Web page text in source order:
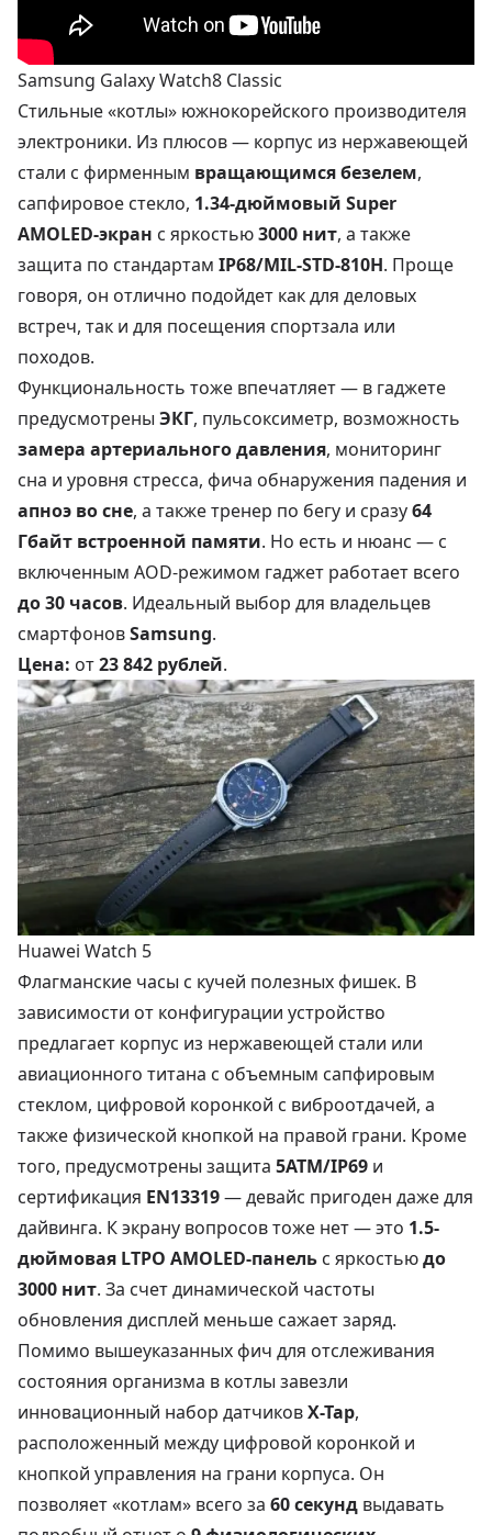
Samsung Galaxy Watch8 Classic
Стильные «котлы» южнокорейского производителя
электроники. Из плюсов — корпус из нержавеющей
стали с фирменным вращающимся безелем,
сапфировое стекло, 1.34-дюймовый Super
AMOLED-экран с яркостью3000 нит, а также
защита по стандартам IP68/MIL-STD-810H. Проще
говоря, он отлично подойдет как для деловых
встреч, так и для посещения спортзала или
походов.
Функциональность тоже впечатляет — в гаджете
предусмотрены ЭКГ, пульсоксиметр, возможность
замера артериального давления, мониторинг
сна и уровня стресса, фича обнаружения падения и
апноэ во сне, а также тренер по бегу и сразу64
Гбайт встроенной памяти. Но есть и нюанс — с
включенным AOD-режимом гаджет работает всего
до 30 часов. Идеальный выбор для владельцев
смартфоновSamsung.
Цена: от23 842 рублей.
Huawei Watch 5
Флагманские часы с кучей полезных фишек. В
зависимости от конфигурации устройство
предлагает корпус из нержавеющей стали или
авиационного титана с объемным сапфировым
стеклом, цифровой коронкой с виброотдачей, а
также физической кнопкой на правой грани. Кроме
того, предусмотрены защита 5ATM/IP69 и
сертификация EN13319— девайс пригоден даже для
дайвинга. К экрану вопросов тоже нет — это 1.5-
дюймовая LTPO AMOLED-панель с яркостьюдо
3000 нит. За счет динамической частоты
обновления дисплей меньше сажает заряд.
Помимо вышеуказанных фич для отслеживания
состояния организма в котлы завезли
инновационный набор датчиковX-Tap,
расположенный между цифровой коронкой и
кнопкой управления на грани корпуса. Он
позволяет «котлам» всего за 60 секунд выдавать